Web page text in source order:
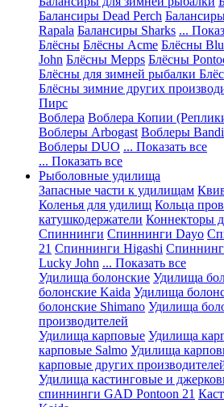
Балансиры Dead Perch
Rapala Балансиры Sharks ...
Блёсны Блёсны Acme Блёсны
John Блёсны Mepps Блёсны
Блёсны для зимней рыбалки
Блёсны зимние других
Пирс
Воблера Воблера Копии
Воблеры Arbogast Воблеры
Воблеры DUO ... Показать все
... Показать все
Рыболовные удилища
Запасные части к удилищам
Коленья для удилищ Кольца
катушкодержатели Коннекторы
Спиннинги Спиннинги Dayo
21 Спиннинги Higashi
Lucky John ... Показать все
Удилища болонские Удилища
болонские Kaida Удилища
болонские Shimano Удилища
производителей
Удилища карповые Удилища
карповые Salmo Удилища
карповые других
Удилища кастинговые и
спиннинги GAD Pontoon 21